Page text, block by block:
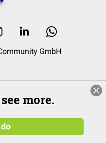
GmbH
more.